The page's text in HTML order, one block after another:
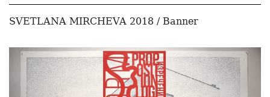
SVETLANA MIRCHEVA 2018 / Banner